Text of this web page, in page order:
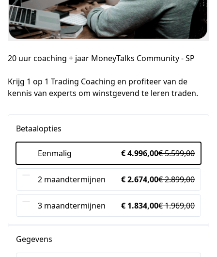
20 uur coaching + jaar MoneyTalks Community - SP
Krijg 1 op 1 Trading Coaching en profiteer van de
kennis van experts om winstgevend te leren traden.
Betaalopties
Eenmalig € 4.996,00€ 5.599,00
2 maandtermijnen € 2.674,00€ 2.899,00
3 maandtermijnen € 1.834,00€ 1.969,00
Gegevens